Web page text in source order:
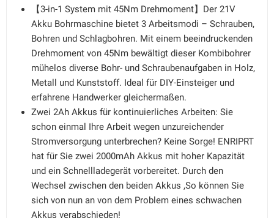
【3-in-1 System mit 45Nm Drehmoment】Der 21V
Akku Bohrmaschine bietet 3 Arbeitsmodi – Schrauben,
Bohren und Schlagbohren. Mit einem beeindruckenden
Drehmoment von 45Nm bewältigt dieser Kombibohrer
mühelos diverse Bohr- und Schraubenaufgaben in Holz,
Metall und Kunststoff. Ideal für DIY-Einsteiger und
erfahrene Handwerker gleichermaßen.
Zwei 2Ah Akkus für kontinuierliches Arbeiten: Sie
schon einmal Ihre Arbeit wegen unzureichender
Stromversorgung unterbrechen? Keine Sorge! ENRIPRT
hat für Sie zwei 2000mAh Akkus mit hoher Kapazität
und ein Schnellladegerät vorbereitet. Durch den
Wechsel zwischen den beiden Akkus ,So können Sie
sich von nun an von dem Problem eines schwachen
Akkus verabschieden!